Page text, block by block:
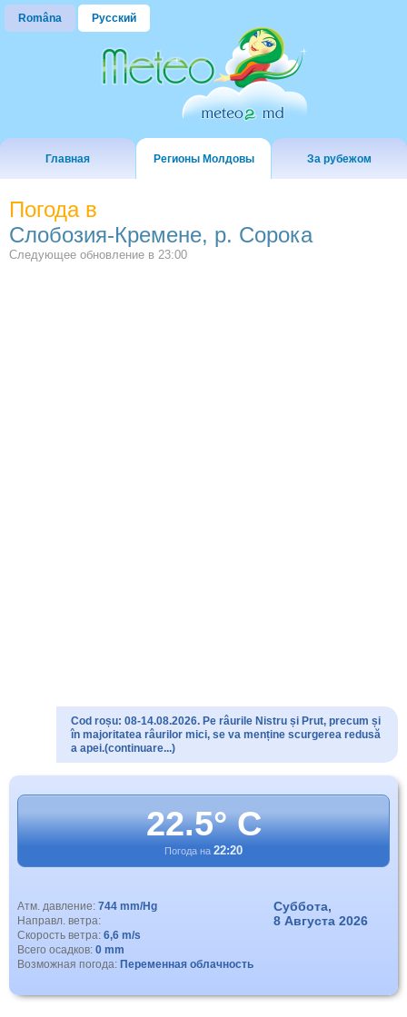
Româna Русский
Главная Регионы Молдовы За рубежом
Погода в
Слобозия-Кремене, р. Сорока
Следующее обновление в 23:00
Cod roșu: 08-14.08.2026. Pe râurile Nistru și Prut, precum și
în majoritatea râurilor mici, se va menține scurgerea redusă
a apei.(continuare...)
22.5° C
Погода на 22:20
Атм. давление: 744 mm/Hg
Направл. ветра:
Скорость ветра: 6,6 m/s
Всего осадков: 0 mm
Возможная погода: Переменная облачность
Суббота,
8 Августа 2026